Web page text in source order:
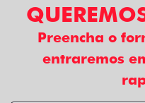
Preencha o
entraremos